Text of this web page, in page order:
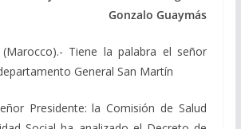
GonzaloGuaymás
(Marocco).- Tiene la palabra el señor
General San Martín
Presidente: la Comisión de Salud